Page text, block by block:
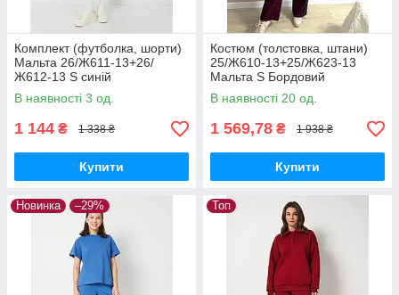
Комплект (футболка, шорти)
Мальта 26/Ж611-13+26/
Ж612-13 S синій
В наявності 3 од.
1 144 ₴ 1 338 ₴
Купити
Костюм (толстовка, штани)
25/Ж610-13+25/Ж623-13
Мальта S Бордовий
(2901000463568)
В наявності 20 од.
1 569,78 ₴ 1 938 ₴
Купити
Новинка –29% Топ